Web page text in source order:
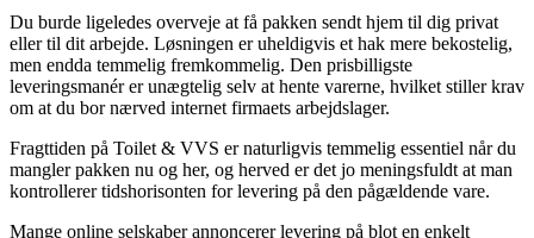
Du burde ligeledes overveje at få pakken sendt hjem til dig privat
eller til dit arbejde. Løsningen er uheldigvis et hak mere bekostelig,
men endda temmelig fremkommelig. Den prisbilligste
leveringsmanér er unægtelig selv at hente varerne, hvilket stiller krav
om at du bor nærved internet firmaets arbejdslager.
Fragttiden på Toilet & VVS er naturligvis temmelig essentiel når du
mangler pakken nu og her, og herved er det jo meningsfuldt at man
kontrollerer tidshorisonten for levering på den pågældende vare.
Mange online selskaber annoncerer levering på blot en enkelt